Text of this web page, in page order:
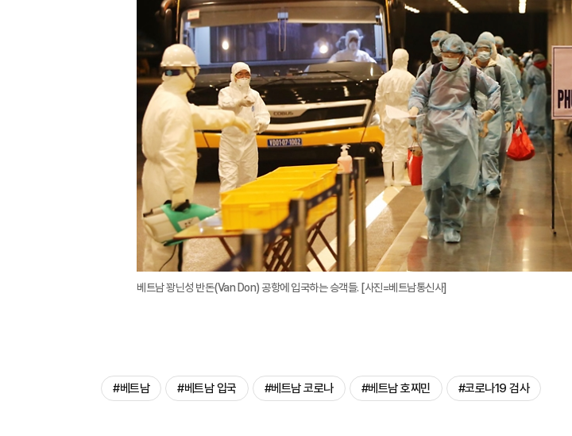
베트남 꽝닌성 반돈(Van Don) 공항에 입국하는 승객들. [사진=베트남통신사]
#베트남 #베트남 입국 #베트남 코로나 #베트남 호찌민 #코로나19 검사